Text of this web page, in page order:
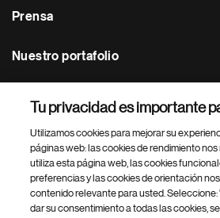
Prensa
Nuestro portafolio
Footer Site Search
Tu privacidad es importante
Utilizamos cookies para mejorar su
páginas web: las cookies de rendimiento
utiliza esta página web, las cookies
preferencias y las cookies de orientación
contenido relevante para usted. Seleccione:
dar su consentimiento a todas las cookies,